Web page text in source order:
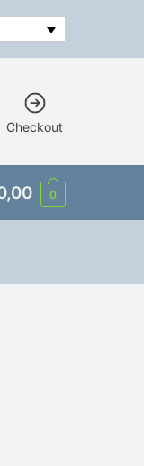
Checkout
0